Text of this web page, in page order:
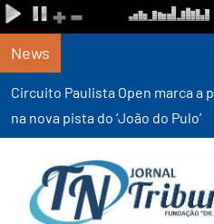
News
Circuito Paulista Open marca a
na nova pista do ‘João do Pulo’